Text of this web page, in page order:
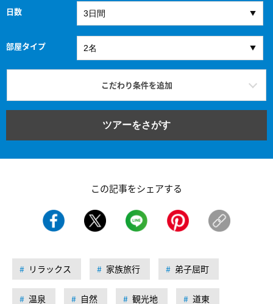
日数
部屋タイプ
こだわり条件を追加
ツアーをさがす
この記事をシェアする
リラックス 家族旅行 弟子屈町
温泉 自然 観光地 道東